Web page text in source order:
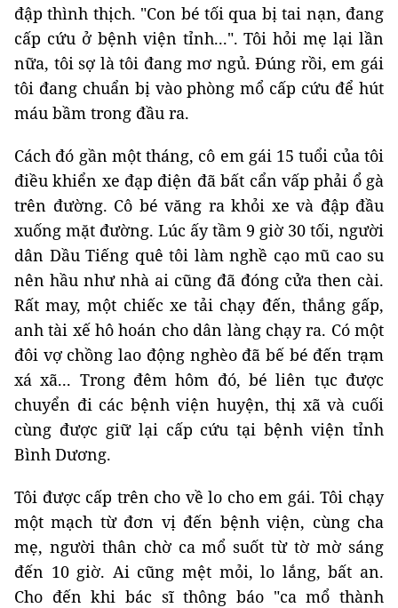
đập thình thịch. "Con bé tối qua bị tai nạn, đang
cấp cứu ở bệnh viện tỉnh...". Tôi hỏi mẹ lại lần
nữa, tôi sợ là tôi đang mơ ngủ. Đúng rồi, em gái
tôi đang chuẩn bị vào phòng mổ cấp cứu để hút
máu bầm trong đầu ra.
Cách đó gần một tháng, cô em gái 15 tuổi của tôi
điều khiển xe đạp điện đã bất cẩn vấp phải ổ gà
trên đường. Cô bé văng ra khỏi xe và đập đầu
xuống mặt đường. Lúc ấy tầm 9 giờ 30 tối, người
dân Dầu Tiếng quê tôi làm nghề cạo mũ cao su
nên hầu như nhà ai cũng đã đóng cửa then cài.
Rất may, một chiếc xe tải chạy đến, thắng gấp,
anh tài xế hô hoán cho dân làng chạy ra. Có một
đôi vợ chồng lao động nghèo đã bế bé đến trạm
xá xã... Trong đêm hôm đó, bé liên tục được
chuyển đi các bệnh viện huyện, thị xã và cuối
cùng được giữ lại cấp cứu tại bệnh viện tỉnh
Bình Dương.
Tôi được cấp trên cho về lo cho em gái. Tôi chạy
một mạch từ đơn vị đến bệnh viện, cùng cha
mẹ, người thân chờ ca mổ suốt từ tờ mờ sáng
đến 10 giờ. Ai cũng mệt mỏi, lo lắng, bất an.
Cho đến khi bác sĩ thông báo "ca mổ thành